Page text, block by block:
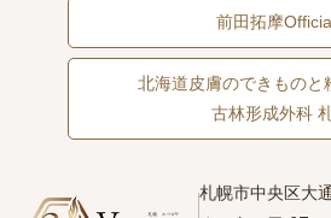
札幌市中央区大
前田拓摩
北海道皮膚のできものと
古林形成外科